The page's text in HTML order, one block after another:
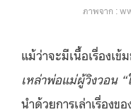
ภาพจาก :
แม้ว่าจะมีเนื้อเรื่องเข้
เหล่าพ่อแม่ผู้วิงวอน
นำด้วยการเล่าเรื่องข